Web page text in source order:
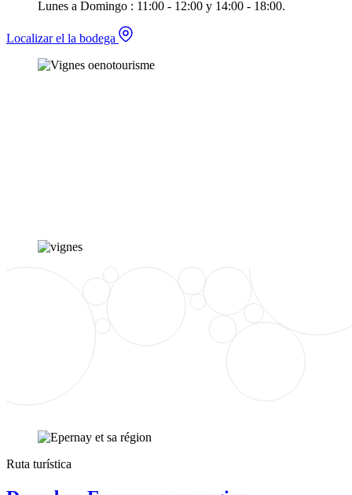
Lunes a Domingo : 11:00 - 12:00 y 14:00 - 18:00.
Localizar el la bodega
Ruta turística